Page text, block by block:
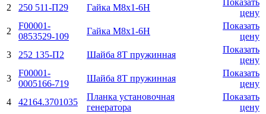
2
250 511-П29 Гайка М8х1-6H
цену
2
F00001-
0853529-109
Гайка М8х1-6H
Показать
цену
3
252 135-П2 Шайба 8Т пружинная
Показать
цену
3
F00001-
0005166-719
Шайба 8Т пружинная
Показать
цену
4
42164.3701035
Планка установочная
генератора
Показать
цену